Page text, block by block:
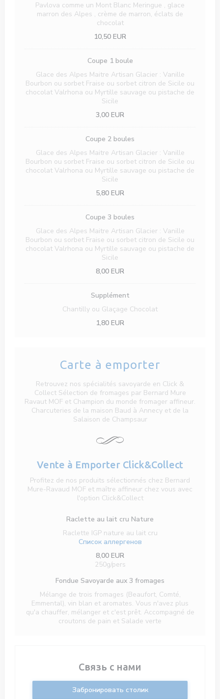
Pavlova comme un Mont Blanc Meringue , glace
marron des Alpes , crème de marron, éclats de
chocolat
10,50 EUR
Coupe 1 boule
Glace des Alpes Maitre Artisan Glacier : Vanille
Bourbon ou sorbet Fraise ou sorbet citron de Sicile ou
chocolat Valrhona ou Myrtille sauvage ou pistache de
Sicile
3,00 EUR
Coupe 2 boules
Glace des Alpes Maitre Artisan Glacier : Vanille
Bourbon ou sorbet Fraise ou sorbet citron de Sicile ou
chocolat Valrhona ou Myrtille sauvage ou pistache de
Sicile
5,80 EUR
Coupe 3 boules
Glace des Alpes Maitre Artisan Glacier : Vanille
Bourbon ou sorbet Fraise ou sorbet citron de Sicile ou
chocolat Valrhona ou Myrtille sauvage ou pistache de
Sicile
8,00 EUR
Supplément
Chantilly ou Glaçage Chocolat
1,80 EUR
Carte à emporter
Retrouvez nos spécialités savoyarde en Click &
Collect Sélection de fromages par Bernard Mure
Ravaut MOF et Champion du monde fromager affineur.
Charcuteries de la maison Baud à Annecy et de la
Salaison de Champsaur
Vente à Emporter Click&Collect
Profitez de nos produits sélectionnés chez Bernard
Mure-Ravaud MOF et maître affineur chez vous avec
l'option Click&Collect
Raclette au lait cru Nature
Raclette IGP nature au lait cru
Список аллергенов
8,00 EUR
250g/pers
Fondue Savoyarde aux 3 fromages
Mélange de trois fromages (Beaufort, Comté,
Emmental), vin blan et aromates. Vous n'avez plus
qu'a chauffer, mélanger et c'est prêt. Accompagné de
croutons de pain et Salade verte
Связь с нами
Забронировать столик